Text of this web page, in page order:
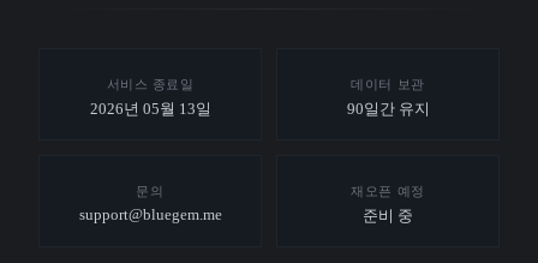
서비스 종료일
2026년 05월 13일
데이터 보관
90일간 유지
문의
support@bluegem.me
재오픈 예정
준비 중